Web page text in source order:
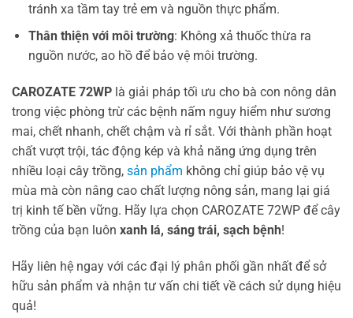
tránh xa tầm tay trẻ em và nguồn thực phẩm.
Thân thiện với môi trường: Không xả thuốc thừa ra
nguồn nước, ao hồ để bảo vệ môi trường.
CAROZATE 72WP là giải pháp tối ưu cho bà con nông dân
trong việc phòng trừ các bệnh nấm nguy hiểm như sương
mai, chết nhanh, chết chậm và rỉ sắt. Với thành phần hoạt
chất vượt trội, tác động kép và khả năng ứng dụng trên
nhiều loại cây trồng, sản phẩm không chỉ giúp bảo vệ vụ
mùa mà còn nâng cao chất lượng nông sản, mang lại giá
trị kinh tế bền vững. Hãy lựa chọn CAROZATE 72WP để cây
trồng của bạn luôn xanh lá, sáng trái, sạch bệnh!
Hãy liên hệ ngay với các đại lý phân phối gần nhất để sở
hữu sản phẩm và nhận tư vấn chi tiết về cách sử dụng hiệu
quả!